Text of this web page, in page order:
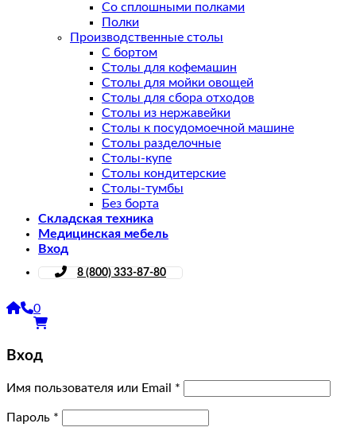
Со сплошными полками
Полки
Производственные столы
С бортом
Столы для кофемашин
Столы для мойки овощей
Столы для сбора отходов
Столы из нержавейки
Столы к посудомоечной машине
Столы разделочные
Столы-купе
Столы кондитерские
Столы-тумбы
Без борта
Складская техника
Медицинская мебель
Вход
8 (800) 333-87-80
0
Вход
Имя пользователя или Email *
Пароль *